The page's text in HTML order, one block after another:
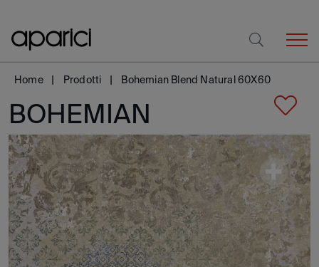
Home Prodotti Bohemian Blend Natural 60X60
BOHEMIAN